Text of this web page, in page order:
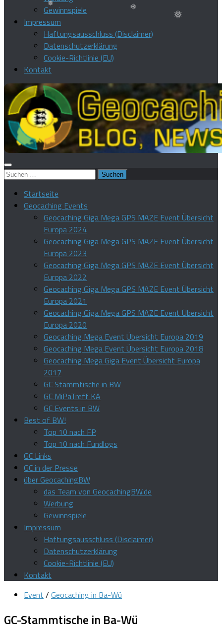
❅
❅
Gewinnspiele
Impressum
Haftungsausschluss (Disclaimer)
Datenschutzerklärung
Cookie-Richtlinie (EU)
Kontakt
Suchen
Startseite
Geocaching Events
Geocaching Giga Mega GPS MAZE Event Übersicht
Europa 2024
Geocaching Giga Mega GPS MAZE Event Übersicht
Europa 2023
Geocaching Giga Mega GPS MAZE Event Übersicht
Europa 2022
Geocaching Giga Mega GPS MAZE Event Übersicht
Europa 2021
Geocaching Giga Mega GPS MAZE Event Übersicht
Europa 2020
Geocaching Mega Event Übersicht Europa 2019
Geocaching Mega Event Übersicht Europa 2018
Geocaching Mega Giga Event Übersicht Europa
2017
GC Stammtische in BW
GC MiPaTreff KA
GC Events in BW
Best of BW!
Top 10 nach FP
Top 10 nach Fundlogs
GC Links
GC in der Presse
über GeocachingBW
das Team von GeocachingBW.de
Werbung
Gewinnspiele
Impressum
Haftungsausschluss (Disclaimer)
Datenschutzerklärung
Cookie-Richtlinie (EU)
Kontakt
Event / Geocaching in Ba-Wü
GC-Stammtische in Ba-Wü